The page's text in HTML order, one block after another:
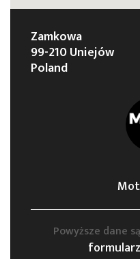
Zamkowa
99-210 Uniejów
Poland
Powyższe dane